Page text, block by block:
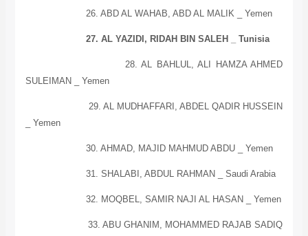
26. ABD AL WAHAB, ABD AL MALIK _ Yemen
27. AL YAZIDI, RIDAH BIN SALEH _ Tunisia
28. AL BAHLUL, ALI HAMZA AHMED
SULEIMAN _ Yemen
29. AL MUDHAFFARI, ABDEL QADIR HUSSEIN
_ Yemen
30. AHMAD, MAJID MAHMUD ABDU _ Yemen
31. SHALABI, ABDUL RAHMAN _ Saudi Arabia
32. MOQBEL, SAMIR NAJI AL HASAN _ Yemen
33. ABU GHANIM, MOHAMMED RAJAB SADIQ